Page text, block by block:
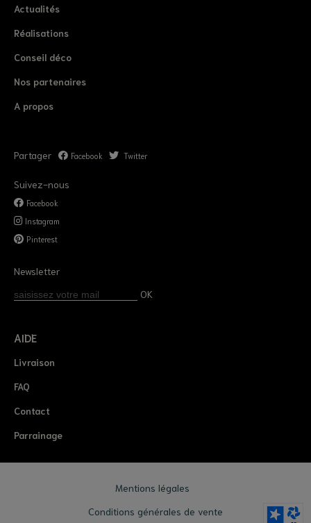
Actualités
Réalisations
Conseil déco
Nos partenaires
A propos
Partager Facebook Twitter
Suivez-nous
Facebook
Instagram
Pinterest
Newsletter
OK
AIDE
Livraison
FAQ
Contact
Parrainage
Mentions légales
Conditions générales de vente